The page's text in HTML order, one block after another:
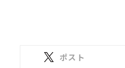
ポスト